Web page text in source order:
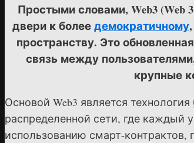
Простыми словами, Web3 (Web
двери к болеедемократичному
пространству. Это
связь между
крупные
Основой Web3 является технология
распределенной сети, где каждый
использованию смарт-контрактов,